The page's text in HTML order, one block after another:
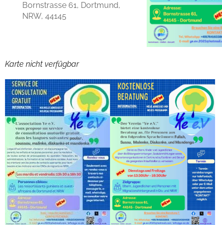
Bornstrasse 61, Dortmund,
NRW, 44145
Karte nicht verfügbar